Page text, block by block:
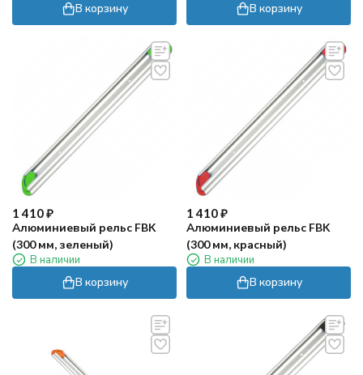
В корзину В корзину
1 410₽
Алюминиевый рельс FBK
(300 мм, зеленый)
В наличии
В корзину
1 410₽
Алюминиевый рельс FBK
(300 мм, красный)
В наличии
В корзину